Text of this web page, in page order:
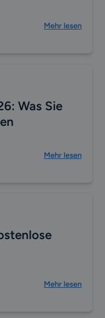
Mehr lesen
Was Sie
Mehr lesen
Mehr lesen